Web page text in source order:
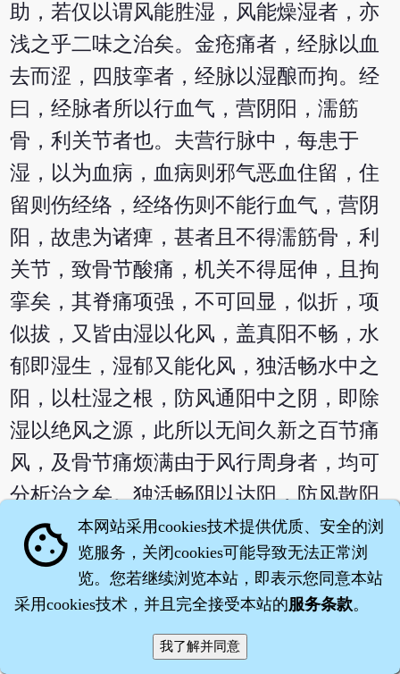
助，若仅以谓风能胜湿，风能燥湿者，亦
浅之乎二味之治矣。金疮痛者，经脉以血
去而涩，四肢挛者，经脉以湿酿而拘。经
曰，经脉者所以行血气，营阴阳，濡筋
骨，利关节者也。夫营行脉中，每患于
湿，以为血病，血病则邪气恶血住留，住
留则伤经络，经络伤则不能行血气，营阴
阳，故患为诸痺，甚者且不得濡筋骨，利
关节，致骨节酸痛，机关不得屈伸，且拘
挛矣，其脊痛项强，不可回显，似折，项
似拔，又皆由湿以化风，盖真阳不畅，水
郁即湿生，湿郁又能化风，独活畅水中之
阳，以杜湿之根，防风通阳中之阴，即除
湿以绝风之源，此所以无间久新之百节痛
风，及骨节痛烦满由于风行周身者，均可
分析治之矣。独活畅阴以达阳，防风散阳
以畜阴，畅阴以达阳者，俾阳出阴中以上
际，其升之机藉于肝；散阳以畜阴者，俾
阳依阴中以下蟠，其降之机举在肺，故曰
风之用在肺，不可胥于是见耶！
cookie 本网站采用cookies技术提供优质、安全的浏
览服务，关闭cookies可能导致无法正常浏
览。您若继续浏览本站，即表示您同意本站
采用cookies技术，并且完全接受本站的服务条款。